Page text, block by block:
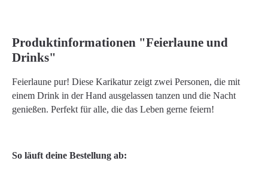
Produktinformationen "Feierlaune und
Drinks"
Feierlaune pur! Diese Karikatur zeigt zwei Personen, die mit
einem Drink in der Hand ausgelassen tanzen und die Nacht
genießen. Perfekt für alle, die das Leben gerne feiern!
So läuft deine Bestellung ab: